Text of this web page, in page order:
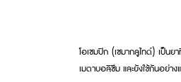
โอเซมปิก (เซมากลูไทด์) เป็น
เมตาบอลิซึม และยังใช้กันอย่า